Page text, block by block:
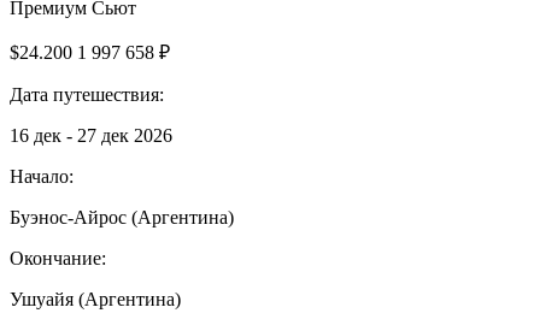
Премиум Сьют
$24.200 1 997 658 ₽
Дата путешествия:
16 дек - 27 дек 2026
Начало:
Буэнос-Айрос (Аргентина)
Окончание:
Ушуайя (Аргентина)